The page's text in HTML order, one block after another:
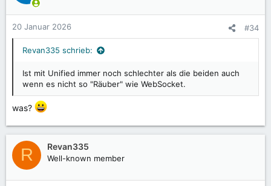
o
n
20 Januar 2026 #34
Revan335 schrieb:
Ist mit Unified immer noch schlechter als die beiden auch
wenn es nicht so "Räuber" wie WebSocket.
was?
R Revan335
Well-known member